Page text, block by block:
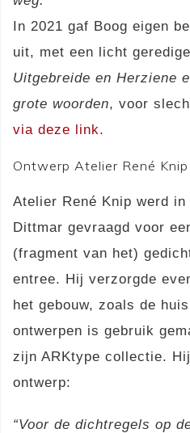
In 2021 gaf Boog eigen
uit, met een licht
Uitgebreide en Herziene
grote woorden, voor
via deze link.
Ontwerp Atelier René Knip
Atelier René Knip werd
Dittmar gevraagd voor
(fragment van het)
entree. Hij verzorgde
het gebouw, zoals de
ontwerpen is gebruik
zijn ARKtype collectie.
ontwerp:
“Voor de dichtregels op